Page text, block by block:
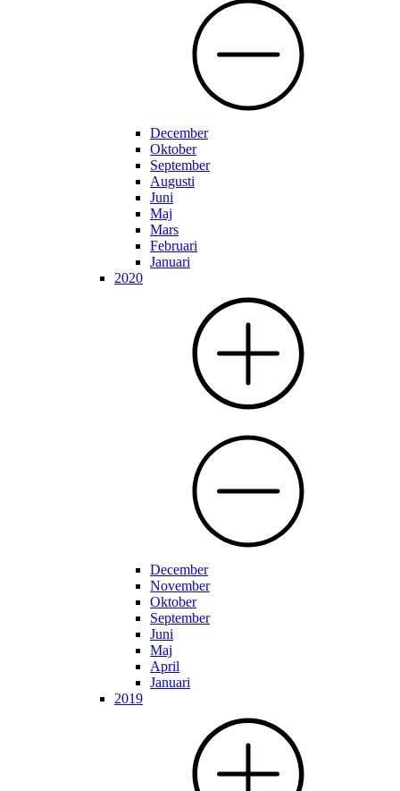
December
Oktober
September
Augusti
Juni
Maj
Mars
Februari
Januari
2020
December
November
Oktober
September
Juni
Maj
April
Januari
2019